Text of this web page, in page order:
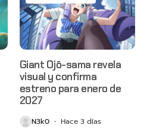
Giant Ojō-sama revela
visual y confirma
estreno para enero de
2027
N3k0 Hace 3 días